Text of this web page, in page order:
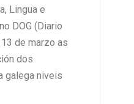
Lingua e
DOG (Diario
de marzo as
dos
galega niveis